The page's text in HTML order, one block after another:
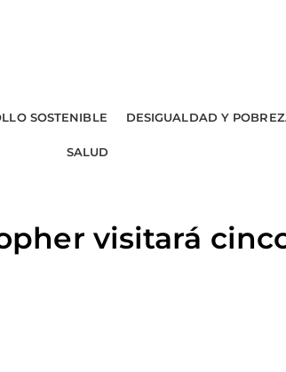
SOSTENIBLE DESIGUALDAD Y
SALUD
visitará